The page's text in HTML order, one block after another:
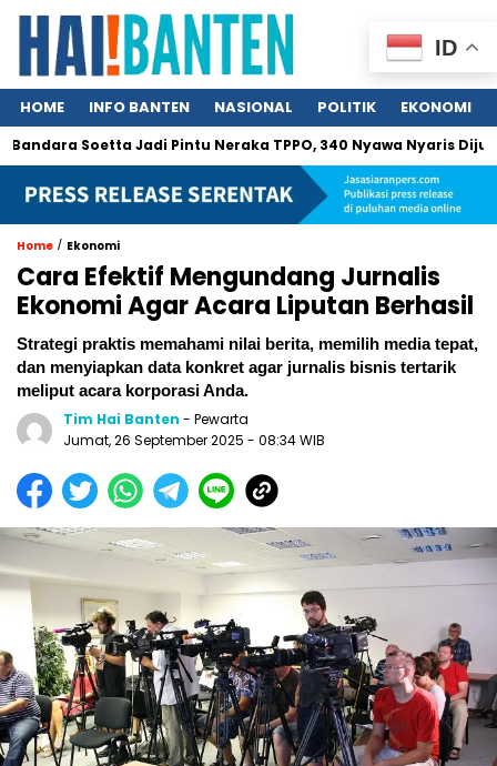
HOME INFO BANTEN NASIONAL POLITIK EKONOMI
Soetta Jadi Pintu Neraka TPPO, 340 Nyawa Nyaris Dijual
Home / Ekonomi
Cara Efektif Mengundang Jurnalis
Ekonomi Agar Acara Liputan Berhasil
Strategi praktis memahami nilai berita, memilih media tepat,
dan menyiapkan data konkret agar jurnalis bisnis tertarik
meliput acara korporasi Anda.
Tim Hai Banten - Pewarta
Jumat, 26 September 2025 - 08:34 WIB
ID